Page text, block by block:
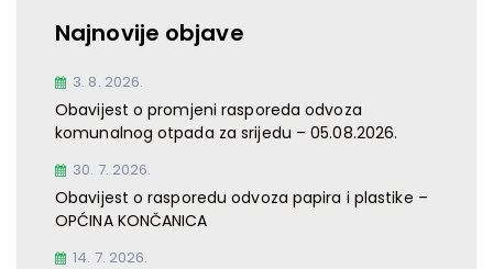
Najnovije objave
3. 8. 2026.
Obavijest o promjeni rasporeda odvoza
komunalnog otpada za srijedu – 05.08.2026.
30. 7. 2026.
Obavijest o rasporedu odvoza papira i plastike –
OPĆINA KONČANICA
14. 7. 2026.